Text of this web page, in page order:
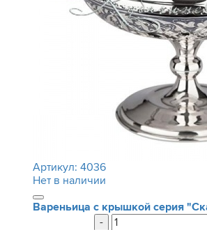
Артикул:4036
Нет в наличии
Вареньица с крышкой серия
-